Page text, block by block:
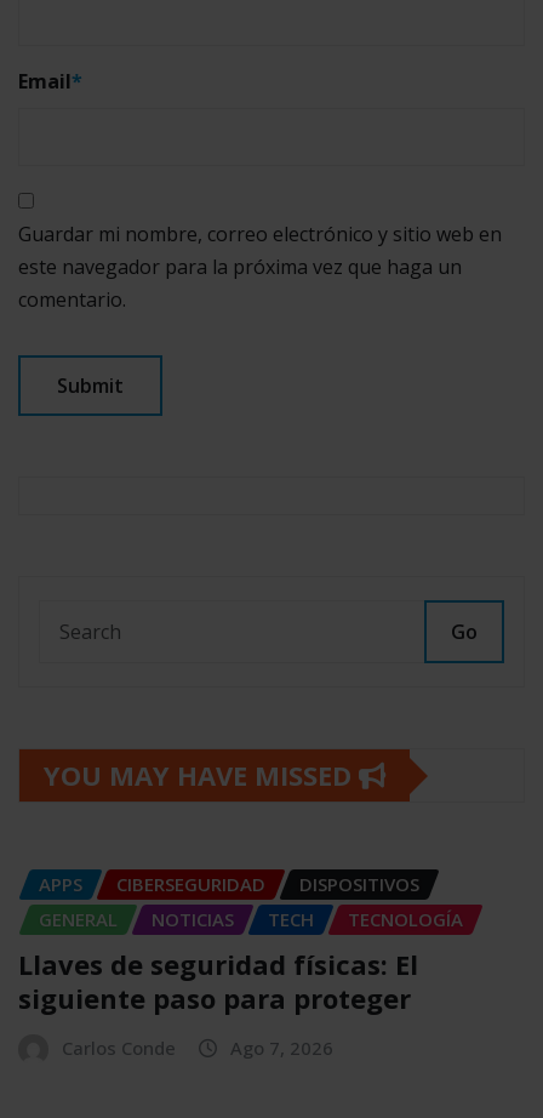
Email*
Guardar mi nombre, correo electrónico y sitio web en
este navegador para la próxima vez que haga un
comentario.
Go
YOU MAY HAVE MISSED
APPS CIBERSEGURIDAD
DISPOSITIVOS
GENERAL
NOTICIAS TECH TECNOLOGÍA
Llaves de seguridad físicas: El
siguiente paso para proteger
Carlos Conde Ago 7, 2026